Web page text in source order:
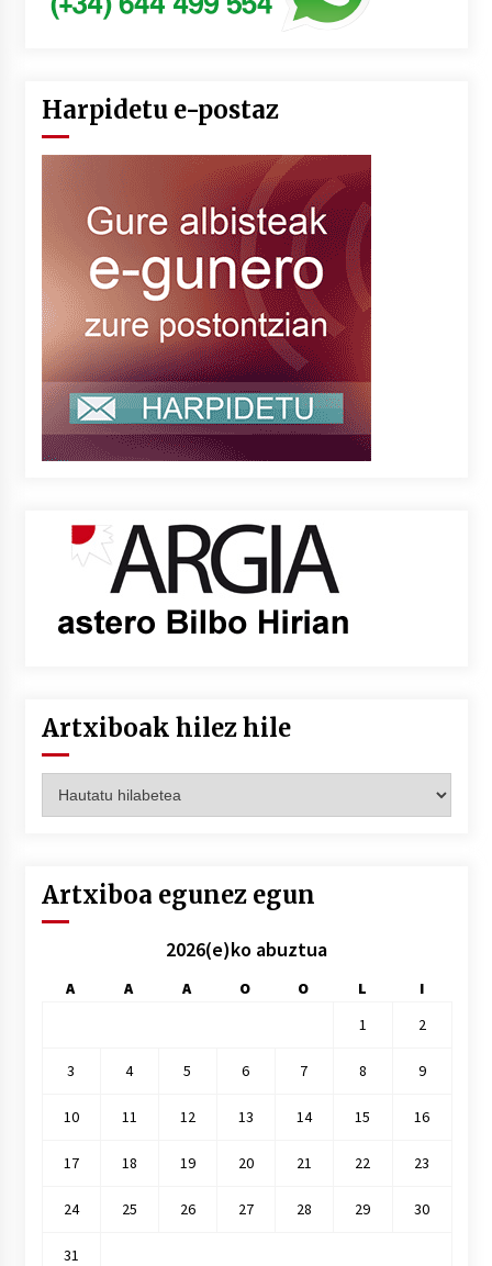
Harpidetu e-postaz
Artxiboak hilez hile
hilez
Artxiboa egunez egun
2026(e)ko abuztua
A A A O O L
I
1
2
3 4 5 6 7 8 9
10 11 12 13 14 15 16
17 18 19 20 21 22 23
24 25 26 27 28 29 30
31